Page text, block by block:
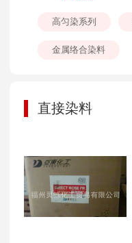
高匀染系列
金属络合染料
直接染料